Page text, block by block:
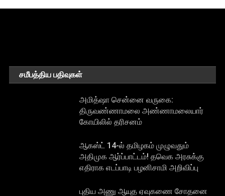
சமீபத்திய பதிவுகள்
அமித்ஷா சென்னை வருகை:
திருவண்ணாமலை அண்ணாமலையார்
கோயிலில் தரிசனம்
ஆகஸ்ட் 14-ல் தமிழகம் முழுவதும்
அதிமுக ஆர்ப்பாட்டம்! தவெக அரசுக்கு
எதிராக எடப்பாடி பழனிசாமி அறிவிப்பு
புதிய அணு ஆயுத ஏவுகணை சோதனை